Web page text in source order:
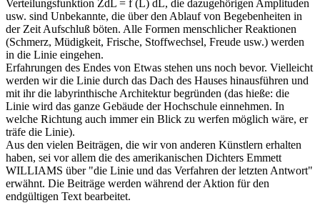
Verteilungsfunktion ZdL = f (L) dL, die dazugehörigen Amplituden
usw. sind Unbekannte, die über den Ablauf von Begebenheiten in
der Zeit Aufschluß böten. Alle Formen menschlicher Reaktionen
(Schmerz, Müdigkeit, Frische, Stoffwechsel, Freude usw.) werden
in die Linie eingehen.
Erfahrungen des Endes von Etwas stehen uns noch bevor. Vielleicht
werden wir die Linie durch das Dach des Hauses hinausführen und
mit ihr die labyrinthische Architektur begründen (das hieße: die
Linie wird das ganze Gebäude der Hochschule einnehmen. In
welche Richtung auch immer ein Blick zu werfen möglich wäre, er
träfe die Linie).
Aus den vielen Beiträgen, die wir von anderen Künstlern erhalten
haben, sei vor allem die des amerikanischen Dichters Emmett
WILLIAMS über "die Linie und das Verfahren der letzten Antwort"
erwähnt. Die Beiträge werden während der Aktion für den
endgültigen Text bearbeitet.